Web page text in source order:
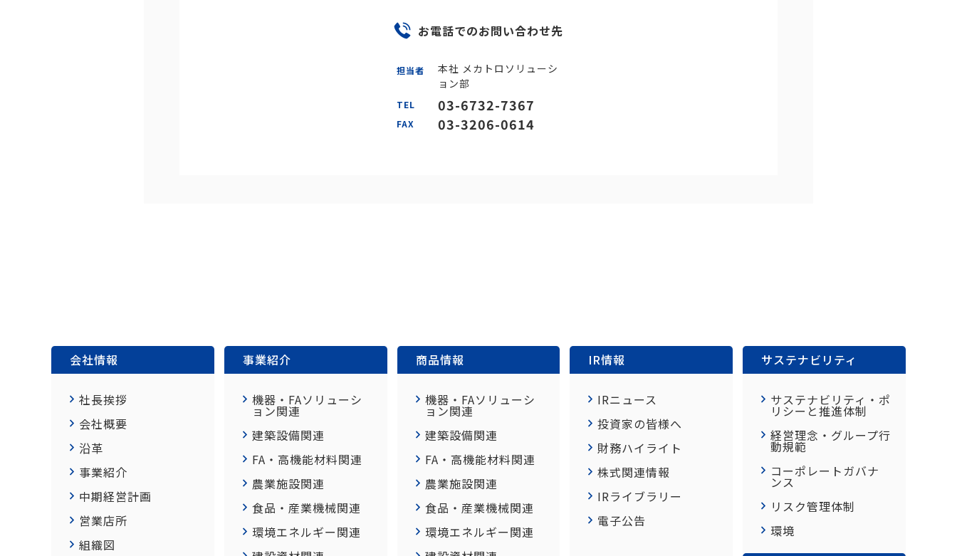
お電話でのお問い合わせ先
担当者
本社 メカトロソリューシ
ョン部
TEL 03-6732-7367
FAX 03-3206-0614
会社情報
社長挨拶
会社概要
沿革
事業紹介
中期経営計画
営業店所
組織図
事業紹介
機器・FAソリューシ
ョン関連
建築設備関連
FA・高機能材料関連
農業施設関連
食品・産業機械関連
環境エネルギー関連
商品情報
機器・FAソリューシ
ョン関連
建築設備関連
FA・高機能材料関連
農業施設関連
食品・産業機械関連
環境エネルギー関連
IR情報
IRニュース
投資家の皆様へ
財務ハイライト
株式関連情報
IRライブラリー
電子公告
サステナビリティ
サステナビリティ・ポ
リシーと推進体制
経営理念・グループ行
動規範
コーポレートガバナ
ンス
リスク管理体制
環境